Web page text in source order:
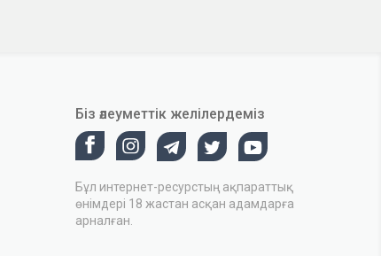
Біз әлеуметтік желілердеміз
Бұл интернет-ресурстың ақпараттық
өнімдері 18 жастан асқан адамдарға
арналған.